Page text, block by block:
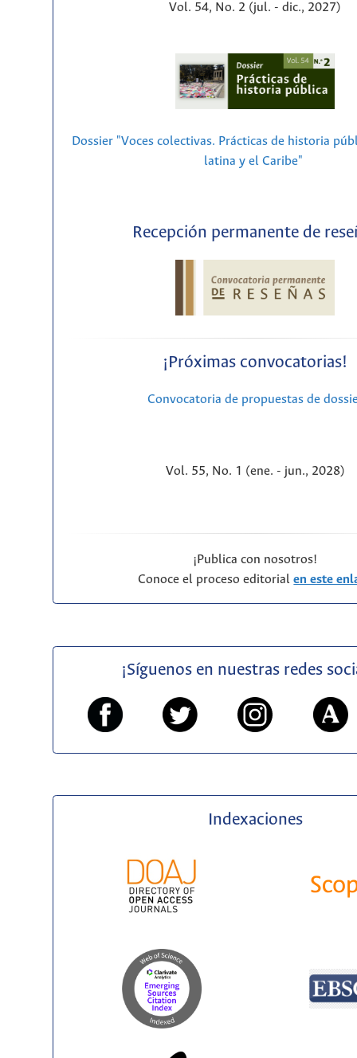
Vol. 54, No. 2 (jul. - dic., 2027)
Dossier "Voces colectivas. Prácticas de historia
latina y el Caribe"
Recepción permanente de
¡Próximas convocatorias!
Convocatoria de propuestas de
Vol. 55, No. 1 (ene. - jun., 2028)
¡Publica con nosotros!
Conoce el proceso editorialen este
¡Síguenos en nuestras redes
Indexaciones